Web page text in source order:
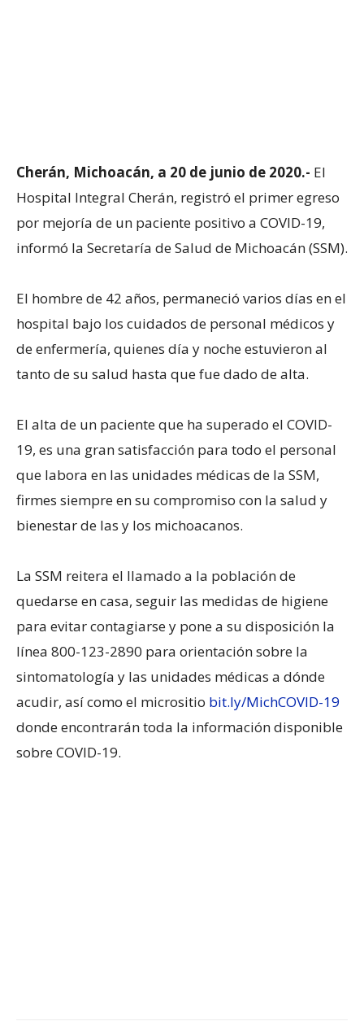
Cherán, Michoacán, a 20 de junio de 2020.- El
Hospital Integral Cherán, registró el primer egreso
por mejoría de un paciente positivo a COVID-19,
informó la Secretaría de Salud de Michoacán (SSM).
El hombre de 42 años, permaneció varios días en el
hospital bajo los cuidados de personal médicos y
de enfermería, quienes día y noche estuvieron al
tanto de su salud hasta que fue dado de alta.
El alta de un paciente que ha superado el COVID-
19, es una gran satisfacción para todo el personal
que labora en las unidades médicas de la SSM,
firmes siempre en su compromiso con la salud y
bienestar de las y los michoacanos.
La SSM reitera el llamado a la población de
quedarse en casa, seguir las medidas de higiene
para evitar contagiarse y pone a su disposición la
línea 800-123-2890 para orientación sobre la
sintomatología y las unidades médicas a dónde
acudir, así como el micrositio bit.ly/MichCOVID-19
donde encontrarán toda la información disponible
sobre COVID-19.